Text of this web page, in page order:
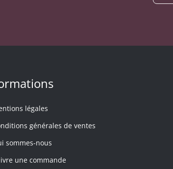
légales
générales de ventes
sommes-nous
une commande